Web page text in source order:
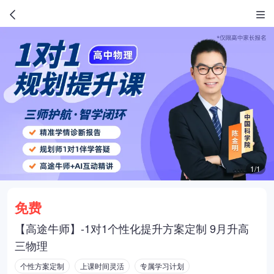
1/1
免费
【高途牛师】-1对1个性化提升方案定制 9月升高
三物理
个性方案定制 上课时间灵活 专属学习计划